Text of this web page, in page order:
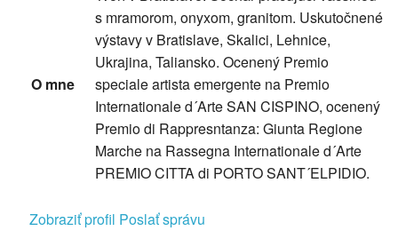
O mne
s mramorom, onyxom, granitom. Uskutočnené
výstavy v Bratislave, Skalici, Lehnice,
Ukrajina, Taliansko. Ocenený Premio
speciale artista emergente na Premio
Internationale d´Arte SAN CISPINO, ocenený
Premio di Rappresntanza: Giunta Regione
Marche na Rassegna Internationale d´Arte
PREMIO CITTA di PORTO SANT´ELPIDIO.
Zobraziť profil Poslať správu